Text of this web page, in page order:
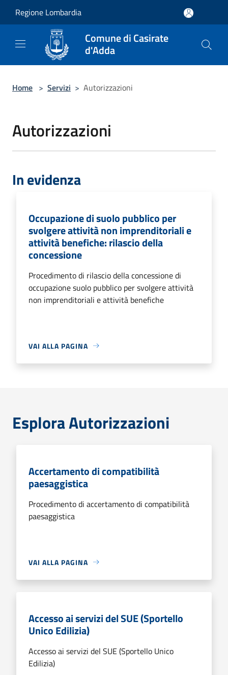
Regione Lombardia
Comune di Casirate
d'Adda
Home > Servizi > Autorizzazioni
Autorizzazioni
In evidenza
Occupazione di suolo pubblico per
svolgere attività non imprenditoriali e
attività benefiche: rilascio della
concessione
Procedimento di rilascio della concessione di
occupazione suolo pubblico per svolgere attività
non imprenditoriali e attività benefiche
VAI ALLA PAGINA
Esplora Autorizzazioni
Accertamento di compatibilità
paesaggistica
Procedimento di accertamento di compatibilità
paesaggistica
VAI ALLA PAGINA
Accesso ai servizi del SUE (Sportello
Unico Edilizia)
Accesso ai servizi del SUE (Sportello Unico
Edilizia)